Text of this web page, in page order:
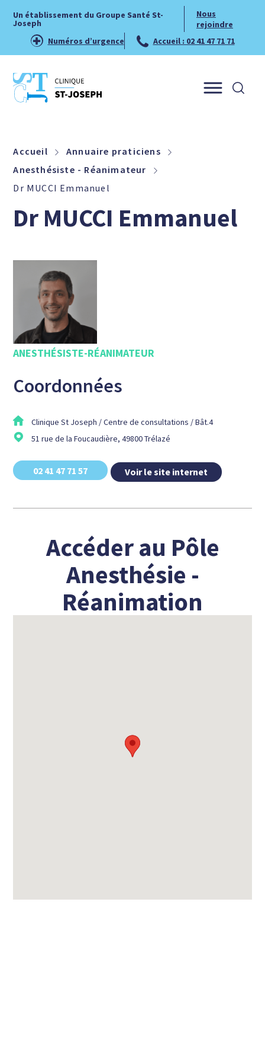
Un établissement du Groupe Santé St-
Joseph
Nous
rejoindre
Numéros d’urgence
Accueil : 02 41 47 71 71
Accueil
Annuaire praticiens
Anesthésiste - Réanimateur
Dr MUCCI Emmanuel
Dr MUCCI Emmanuel
ANESTHÉSISTE-RÉANIMATEUR
Coordonnées
Clinique St Joseph / Centre de consultations / Bât.4
51 rue de la Foucaudière, 49800 Trélazé
02 41 47 71 57 Voir le site internet
Accéder au Pôle
Anesthésie -
Réanimation